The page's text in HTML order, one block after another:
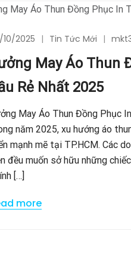
2025 Tin Tức Mới
May Áo Thun
Rẻ Nhất 2025
May Áo Thun Đồng Phục
năm 2025, xu hướng áo
mạnh mẽ tại TP.HCM. Các
đều muốn sở hữu những
[…]
more